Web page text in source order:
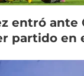
entró ante
partido en